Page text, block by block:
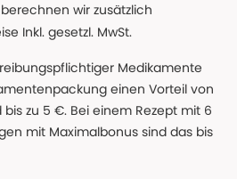
wir zusätzlich
Inkl. gesetzl. MwSt.
Medikamente
einen Vorteil von
zu 5 €. Bei einem Rezept mit 6
mit Maximalbonus sind das bis